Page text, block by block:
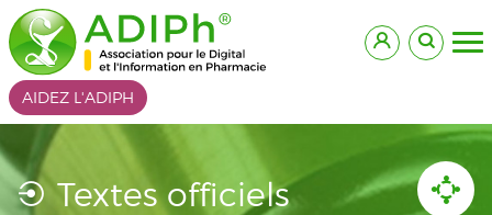
AIDEZ L'ADIPH
Textes officiels